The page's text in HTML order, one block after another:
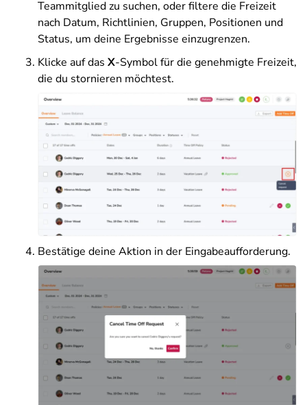
Teammitglied zu suchen, oder filtere die Freizeit
nach Datum, Richtlinien, Gruppen, Positionen und
Status, um deine Ergebnisse einzugrenzen.
Klicke auf das X-Symbol für die genehmigte Freizeit,
die du stornieren möchtest.
Bestätige deine Aktion in der Eingabeaufforderung.